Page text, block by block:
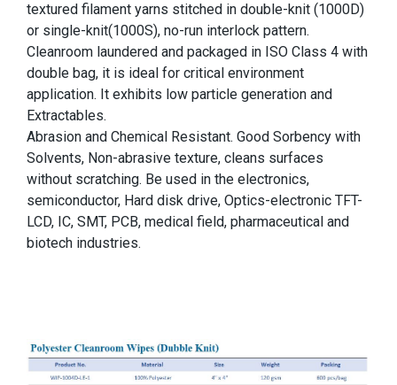
textured filament yarns stitched in double-knit (1000D)
or single-knit(1000S), no-run interlock pattern.
Cleanroom laundered and packaged in ISO Class 4 with
double bag, it is ideal for critical environment
application. It exhibits low particle generation and
Extractables.
Abrasion and Chemical Resistant. Good Sorbency with
Solvents, Non-abrasive texture, cleans surfaces
without scratching. Be used in the electronics,
semiconductor, Hard disk drive, Optics-electronic TFT-
LCD, IC, SMT, PCB, medical field, pharmaceutical and
biotech industries.